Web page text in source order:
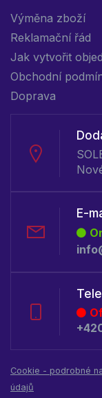
Výměna zboží
Reklamační řád
Jak vytvořit
Obchodní
Doprava
E-
Cookie - podrobné
údajů